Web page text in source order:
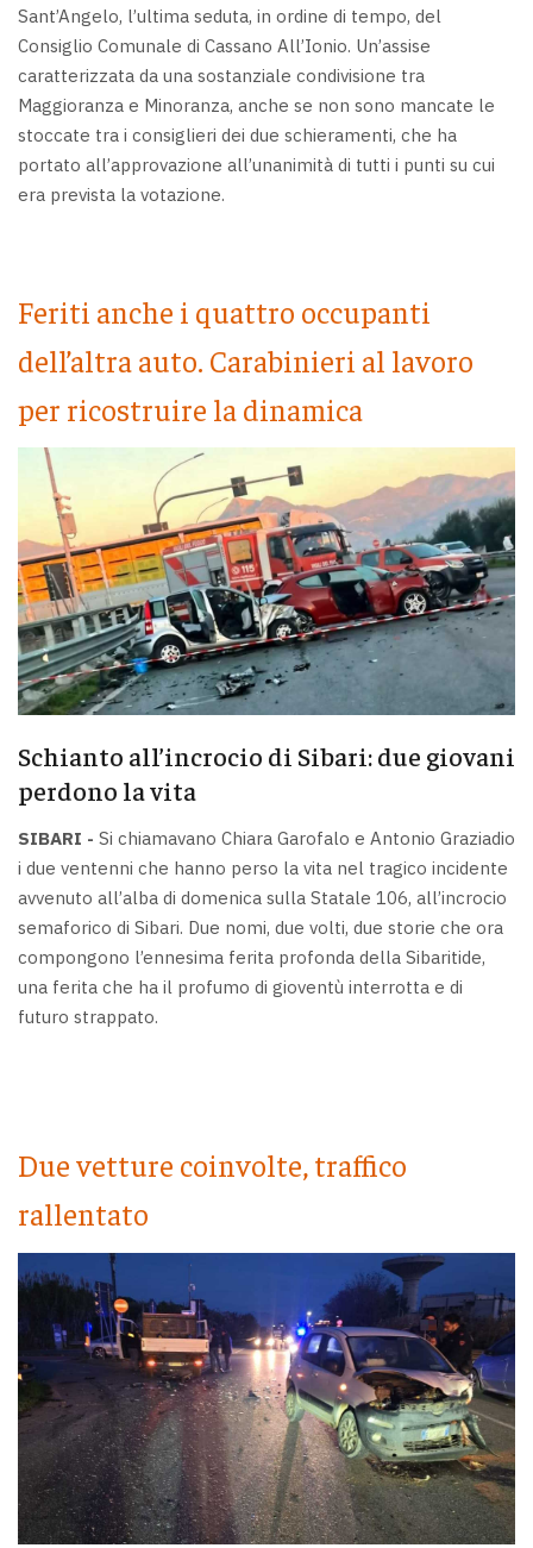
Sant’Angelo, l’ultima seduta, in ordine di tempo, del
Consiglio Comunale di Cassano All’Ionio. Un’assise
caratterizzata da una sostanziale condivisione tra
Maggioranza e Minoranza, anche se non sono mancate le
stoccate tra i consiglieri dei due schieramenti, che ha
portato all’approvazione all’unanimità di tutti i punti su cui
era prevista la votazione.
Feriti anche i quattro occupanti
dell’altra auto. Carabinieri al lavoro
per ricostruire la dinamica
Schianto all’incrocio di Sibari: due giovani
perdono la vita
SIBARI - Si chiamavano Chiara Garofalo e Antonio Graziadio
i due ventenni che hanno perso la vita nel tragico incidente
avvenuto all’alba di domenica sulla Statale 106, all’incrocio
semaforico di Sibari. Due nomi, due volti, due storie che ora
compongono l’ennesima ferita profonda della Sibaritide,
una ferita che ha il profumo di gioventù interrotta e di
futuro strappato.
Due vetture coinvolte, traffico
rallentato